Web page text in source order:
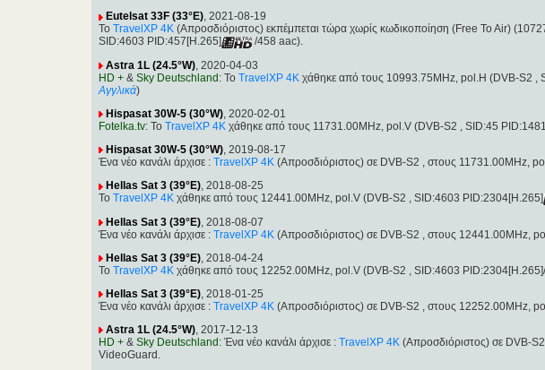
Eutelsat 33F (33°E), 2021-08-19
Το TravelXP 4K (Απροσδιόριστος) εκπέμπεται τώρα χωρίς κωδικοποίηση (Free To Air)
SID:4603 PID:457[H.265]
/458 aac).
Astra 1L (24.5°W) , 2020-04-03
HD + & Sky Deutschland: Το TravelXP 4K χάθηκε από τους 10993.75MHz, pol.H (DVB-S2 ,
Αγγλικά)
Hispasat 30W-5 (30°W) , 2020-02-01
Fotelka.tv: Το TravelXP 4K χάθηκε από τους 11731.00MHz, pol.V (DVB-S2 , SID:45
Hispasat 30W-5 (30°W), 2019-08-17
Ένα νέο κανάλι άρχισε : TravelXP 4K (Απροσδιόριστος) σε DVB-S2 , στους 11731.00MHz,
Hellas Sat 3 (39°E), 2018-08-25
Το TravelXP 4K χάθηκε από τους 12441.00MHz, pol.V (DVB-S2 , SID:4603 PID:2304[H.265]
Hellas Sat 3 (39°E) , 2018-08-07
Ένα νέο κανάλι άρχισε : TravelXP 4K (Απροσδιόριστος) σε DVB-S2 , στους 12441.00MHz,
Hellas Sat 3 (39°E), 2018-04-24
Το TravelXP 4K χάθηκε από τους 12252.00MHz, pol.V (DVB-S2 , SID:4603
Hellas Sat 3 (39°E), 2018-01-25
Ένα νέο κανάλι άρχισε : TravelXP 4K (Απροσδιόριστος) σε DVB-S2 , στους 12252.00MHz,
Astra 1L (24.5°W), 2017-12-13
HD + & Sky Deutschland : Ένα νέο κανάλι άρχισε : TravelXP 4K (Απροσδιόριστος) σε DVB-
VideoGuard.